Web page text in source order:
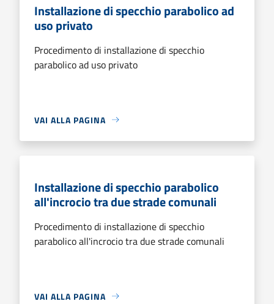
Installazione di specchio parabolico ad
uso privato
Procedimento di installazione di specchio
parabolico ad uso privato
VAI ALLA PAGINA
Installazione di specchio parabolico
all'incrocio tra due strade comunali
Procedimento di installazione di specchio
parabolico all'incrocio tra due strade comunali
VAI ALLA PAGINA